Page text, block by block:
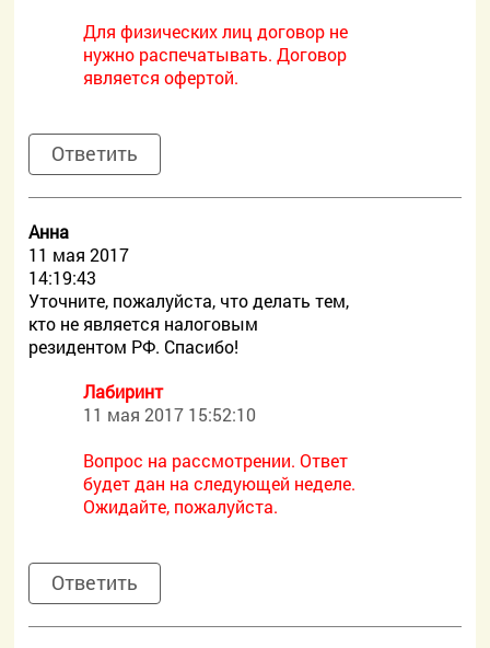
Для физических лиц договор не
нужно распечатывать. Договор
является офертой.
Ответить
Aнна
11 мая 2017
14:19:43
Уточните, пожалуйста, что делать тем,
кто не является налоговым
резидентом РФ. Спасибо!
Лабиринт
11 мая 2017 15:52:10
Вопрос на рассмотрении. Ответ
будет дан на следующей неделе.
Ожидайте, пожалуйста.
Ответить